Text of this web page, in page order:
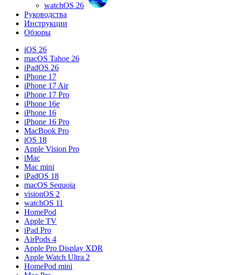
watchOS 26
Руководства
Инструкции
Обзоры
iOS 26
macOS Tahoe 26
iPadOS 26
iPhone 17
iPhone 17 Air
iPhone 17 Pro
iPhone 16e
iPhone 16
iPhone 16 Pro
MacBook Pro
iOS 18
Apple Vision Pro
iMac
Mac mini
iPadOS 18
macOS Sequoia
visionOS 2
watchOS 11
HomePod
Apple TV
iPad Pro
AirPods 4
Apple Pro Display XDR
Apple Watch Ultra 2
HomePod mini